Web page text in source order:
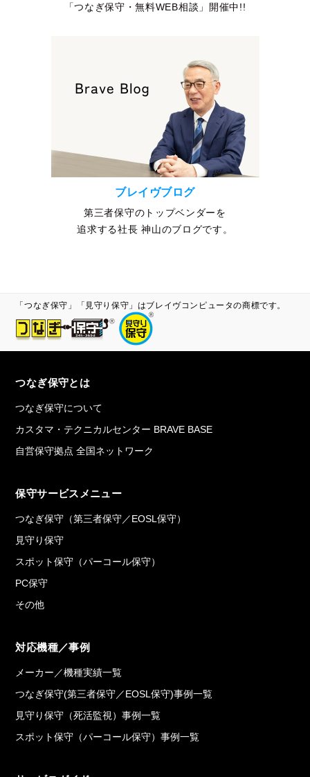
「つなぎ保守・無料WEB相談」開催中!!
ブレイヴブログ
第三者保守のトップベンダーを
追求する社長 神山のブログです。
「つなぎ保守」「見守り保守」はブレイヴコンピュータの商標です。
つなぎ保守とは
つなぎ保守について
カスタマ・テクニカルセンター BRAVE BASE
自営保守拠点 全国ネットワーク
保守サービスメニュー
つなぎ保守（第三者保守／EOSL保守）
見守り保守
スポット保守（パーコール保守）
PC保守
その他
対応機種／事例
メーカー／機種実績一覧
つなぎ保守(第三者保守／EOSL保守)事例一覧
見守り保守（死活監視）事例一覧
スポット保守（パーコール保守）事例一覧